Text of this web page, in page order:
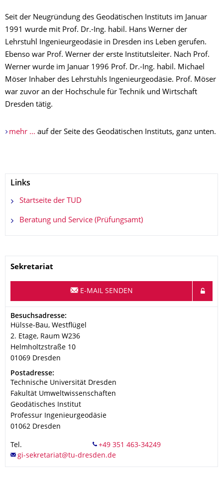
Seit der Neugründung des Geodätischen Instituts im Januar
1991 wurde mit Prof. Dr.-Ing. habil. Hans Werner der
Lehrstuhl Ingenieurgeodäsie in Dresden ins Leben gerufen.
Ebenso war Prof. Werner der erste Institutsleiter. Nach Prof.
Werner wurde im Januar 1996 Prof. Dr.-Ing. habil. Michael
Möser Inhaber des Lehrstuhls Ingenieurgeodäsie. Prof. Möser
war zuvor an der Hochschule für Technik und Wirtschaft
Dresden tätig.
mehr ... auf der Seite des Geodätischen Instituts, ganz unten.
Links
Startseite der TUD
Beratung und Service (Prüfungsamt)
Name
Sekretariat
E-MAIL SENDEN
Adresse
Besuchsadresse:
Hülsse-Bau, Westflügel
2. Etage, Raum W236
Helmholtzstraße 10
01069 Dresden
Adresse
Postadresse:
Technische Universität Dresden
Fakultät Umweltwissenschaften
Geodätisches Institut
Professur Ingenieurgeodäsie
01062 Dresden
Tel.